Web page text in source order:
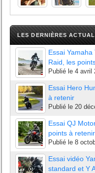
LES DERNIÈRES
Essai
Raid, les
Publié le 4 avril
Essai Hero
à retenir
Publié le 20
Essai QJ
points à retenir
Publié le 8
Essai vidéo
standard et Y